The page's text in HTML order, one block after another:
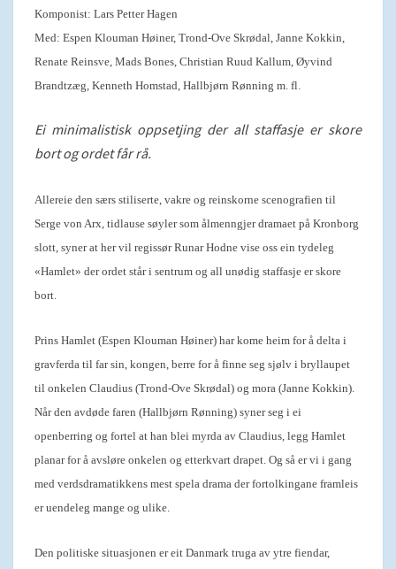
Komponist: Lars Petter Hagen
Med: Espen Klouman Høiner, Trond-Ove Skrødal, Janne Kokkin,
Renate Reinsve, Mads Bones, Christian Ruud Kallum, Øyvind
Brandtzæg, Kenneth Homstad, Hallbjørn Rønning m. fl.
Ei minimalistisk oppsetjing der all staffasje er skore
bort og ordet får rå.
Allereie den særs stiliserte, vakre og reinskorne scenografien til
Serge von Arx, tidlause søyler som ålmenngjer dramaet på Kronborg
slott, syner at her vil regissør Runar Hodne vise oss ein tydeleg
«Hamlet» der ordet står i sentrum og all unødig staffasje er skore
bort.
Prins Hamlet (Espen Klouman Høiner) har kome heim for å delta i
gravferda til far sin, kongen, berre for å finne seg sjølv i bryllaupet
til onkelen Claudius (Trond-Ove Skrødal) og mora (Janne Kokkin).
Når den avdøde faren (Hallbjørn Rønning) syner seg i ei
openberring og fortel at han blei myrda av Claudius, legg Hamlet
planar for å avsløre onkelen og etterkvart drapet. Og så er vi i gang
med verdsdramatikkens mest spela drama der fortolkingane framleis
er uendeleg mange og ulike.
Den politiske situasjonen er eit Danmark truga av ytre fiendar,